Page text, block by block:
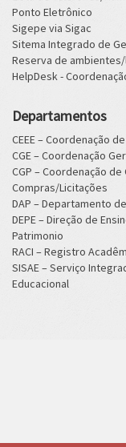
Ponto Eletrônico
Sigepe via Sigac
Sitema Integrado de
Reserva de
HelpDesk -
Departamentos
CEEE – Coordenação
CGE – Coordenação
CGP – Coordenação
Compras/Licitações
DAP – Departamento
DEPE – Direção de
Patrimonio
RACI – Registro
SISAE – Serviço
Educacional